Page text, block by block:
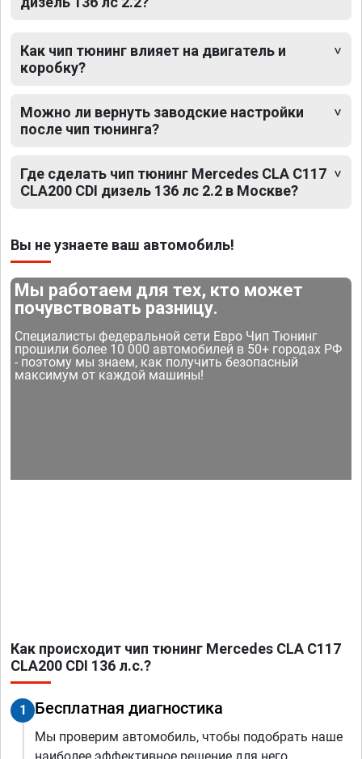
Как чип тюнинг влияет на двигатель и
коробку?
Можно ли вернуть заводские настройки
после чип тюнинга?
Где сделать чип тюнинг Mercedes CLA C117
CLA200 CDI дизель 136 лс 2.2 в Москве?
Вы не узнаете ваш автомобиль!
Мы работаем для тех, кто может
почувствовать разницу.
Специалисты федеральной сети Евро Чип Тюнинг
прошили более 10 000 автомобилей в 50+ городах РФ
- поэтому мы знаем, как получить безопасный
максимум от каждой машины!
Как происходит чип тюнинг Mercedes CLA C117
CLA200 CDI 136 л.с.?
1 Бесплатная диагностика
Мы проверим автомобиль, чтобы подобрать наше